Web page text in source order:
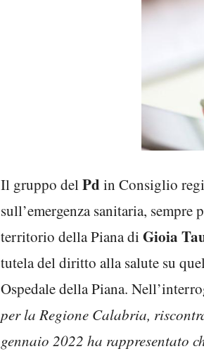
Il gruppo delPd in Consiglio
sull’emergenza sanitaria,
territorio della Piana di Gioia
tutela del diritto alla salute su
Ospedale della Piana.
per la Regione Calabria,
gennaio 2022 ha rappresentato